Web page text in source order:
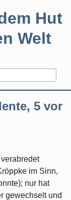
Hut
Welt
5 vor
im Sinn,
nur hat
gewechselt und